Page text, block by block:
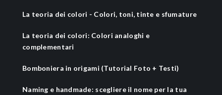
La teoria dei colori - Colori, toni, tinte e sfumature
La teoria dei colori: Colori analoghi e
complementari
Bomboniera in origami (Tutorial Foto + Testi)
Naming e handmade: scegliere il nome per la tua